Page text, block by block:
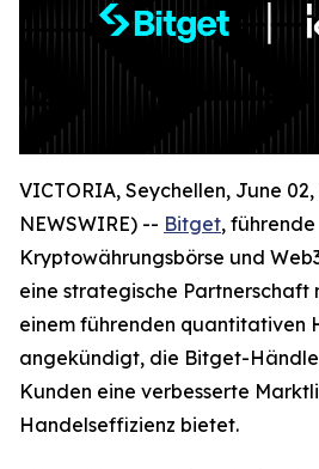
VICTORIA, Seychellen, June 02,
NEWSWIRE) -- Bitget, führende
Kryptowährungsbörse und
eine strategische Partnerschaft
einem führenden quantitativen
angekündigt, die Bitget-
Kunden eine verbesserte
Handelseffizienz bietet.